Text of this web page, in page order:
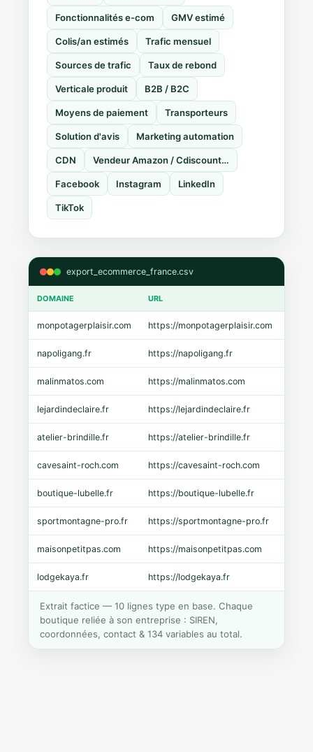
Fonctionnalités e-com GMV estimé
Colis/an estimés Trafic mensuel
Sources de trafic Taux de rebond
Verticale produit B2B / B2C
Moyens de paiement Transporteurs
Solution d'avis Marketing automation
CDN Vendeur Amazon / Cdiscount…
Facebook Instagram LinkedIn
TikTok
export_ecommerce_france.csv
DOMAINE URL
monpotagerplaisir.com https://monpotagerplaisir.com
napoligang.fr https://napoligang.fr
malinmatos.com https://malinmatos.com
lejardindeclaire.fr https://lejardindeclaire.fr
atelier-brindille.fr https://atelier-brindille.fr
cavesaint-roch.com https://cavesaint-roch.com
boutique-lubelle.fr https://boutique-lubelle.fr
sportmontagne-pro.fr https://sportmontagne-pro.fr
maisonpetitpas.com https://maisonpetitpas.com
lodgekaya.fr https://lodgekaya.fr
Extrait factice — 10 lignes type en base. Chaque
boutique reliée à son entreprise : SIREN,
coordonnées, contact & 134 variables au total.